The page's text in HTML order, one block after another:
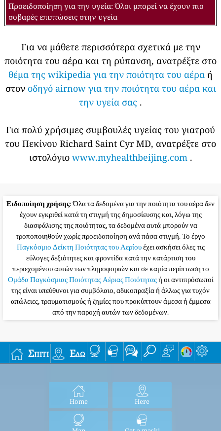
Προειδοποίηση για την υγεία: Όλοι μπορεί να έχουν πιο
σοβαρές επιπτώσεις στην υγεία
Για να μάθετε περισσότερα σχετικά με την
ποιότητα του αέρα και τη ρύπανση, ανατρέξτε στο
θέμα της wikipedia για την ποιότητα του αέρα ή
στον οδηγό airnow για την ποιότητα του αέρα και
την υγεία σας .
Για πολύ χρήσιμες συμβουλές υγείας του γιατρού
του Πεκίνου Richard Saint Cyr MD, ανατρέξτε στο
ιστολόγιο www.myhealthbeijing.com.
Ειδοποίηση χρήσης: Όλα τα δεδομένα για την ποιότητα του αέρα δεν
έχουν εγκριθεί κατά τη στιγμή της δημοσίευσης και, λόγω της
διασφάλισης της ποιότητας, τα δεδομένα αυτά μπορούν να
τροποποιηθούν χωρίς προειδοποίηση ανά πάσα στιγμή. Το έργο
Παγκόσμιο Δείκτη Ποιότητας του Αερίουέχει ασκήσει όλες τις
εύλογες δεξιότητες και φροντίδα κατά την κατάρτιση του
περιεχομένου αυτών των πληροφοριών και σε καμία περίπτωση το
Ομάδα Παγκόσμιας Ποιότητας Αέριας Ποιότηταςή οι αντιπρόσωποί
της είναι υπεύθυνοι για συμβόλαιο, αδικοπραξία ή άλλως για τυχόν
απώλειες, τραυματισμούς ή ζημίες που προκύπτουν άμεσα ή έμμεσα
από την παροχή αυτών των δεδομένων.
Σπίτι Εδώ
Home Here